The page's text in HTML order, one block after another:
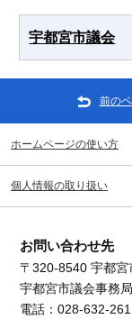
宇都宮市議会
前の
ホームページの使い方
個人情報の取り扱い
お問い合わせ先
〒320-8540 宇都
宇都宮市議会事務
電話：028-632-